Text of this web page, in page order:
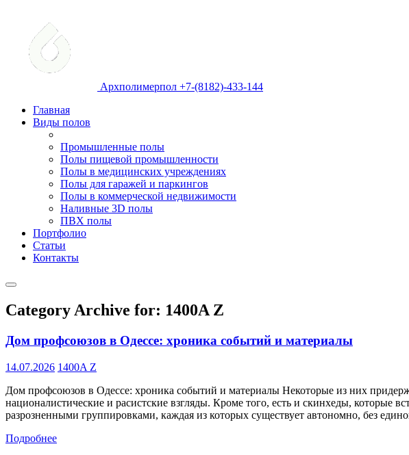
Архполимерпол +7-(8182)-433-144
Главная
Виды полов
Промышленные полы
Полы пищевой промышленности
Полы в медицинских учреждениях
Полы для гаражей и паркингов
Полы в коммерческой недвижимости
Наливные 3D полы
ПВХ полы
Портфолио
Статьи
Контакты
Category Archive for: 1400A Z
Дом профсоюзов в Одессе: хроника событий и материалы
14.07.2026 1400A Z
Дом профсоюзов в Одессе: хроника событий и материалы Некоторые из них
националистические и расистские взгляды. Кроме того, есть и скинхеды, которые
разрозненными группировками, каждая из которых существует автономно, без
Подробнее